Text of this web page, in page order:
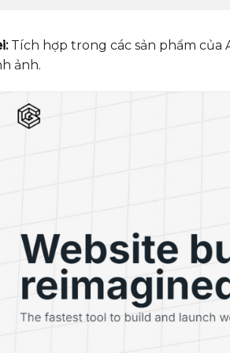
:Tích hợp trong các sản phẩm của
ảnh.